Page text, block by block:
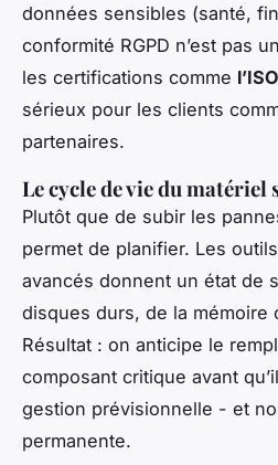
données sensibles (santé,
conformité RGPD n’est pas
les certifications comme
sérieux pour les clients
partenaires.
Le cycle de vie du
Plutôt que de subir les
permet de planifier. Les
avancés donnent un état de
disques durs, de la mémoire
Résultat : on anticipe le
composant critique avant
gestion prévisionnelle - et
permanente.